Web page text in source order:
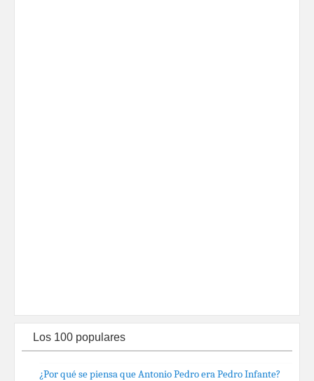
Los 100 populares
¿Por qué se piensa que Antonio Pedro era Pedro Infante?